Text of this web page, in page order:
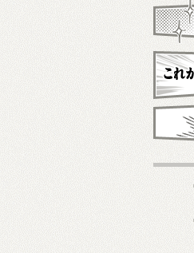
新刊・近
これから